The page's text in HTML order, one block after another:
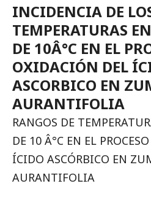
INCIDENCIA DE
TEMPERATURAS
DE 10Â°C EN EL
OXIDACIÓN DEL
ASCORBICO EN
AURANTIFOLIA
RANGOS DE
DE 10 Â°C EN EL
ÍCIDO ASCÓRBICO EN
AURANTIFOLIA